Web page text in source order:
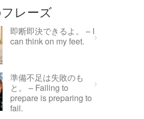
レーズ
即断即決できるよ。 – I
can think on my feet.
準備不足は失敗のも
と。 – Failing to
prepare is preparing to
fail.